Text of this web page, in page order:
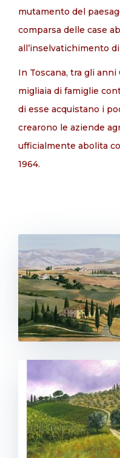
mutamento del
comparsa delle case
all’inselvatichimento
In Toscana, tra gli
migliaia di famiglie
di esse acquistano i
crearono le aziende
ufficialmente abolita
1964.